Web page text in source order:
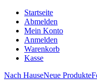
Startseite
Abmelden
Mein Konto
Anmelden
Warenkorb
Kasse
Nach HauseNeue Produkte